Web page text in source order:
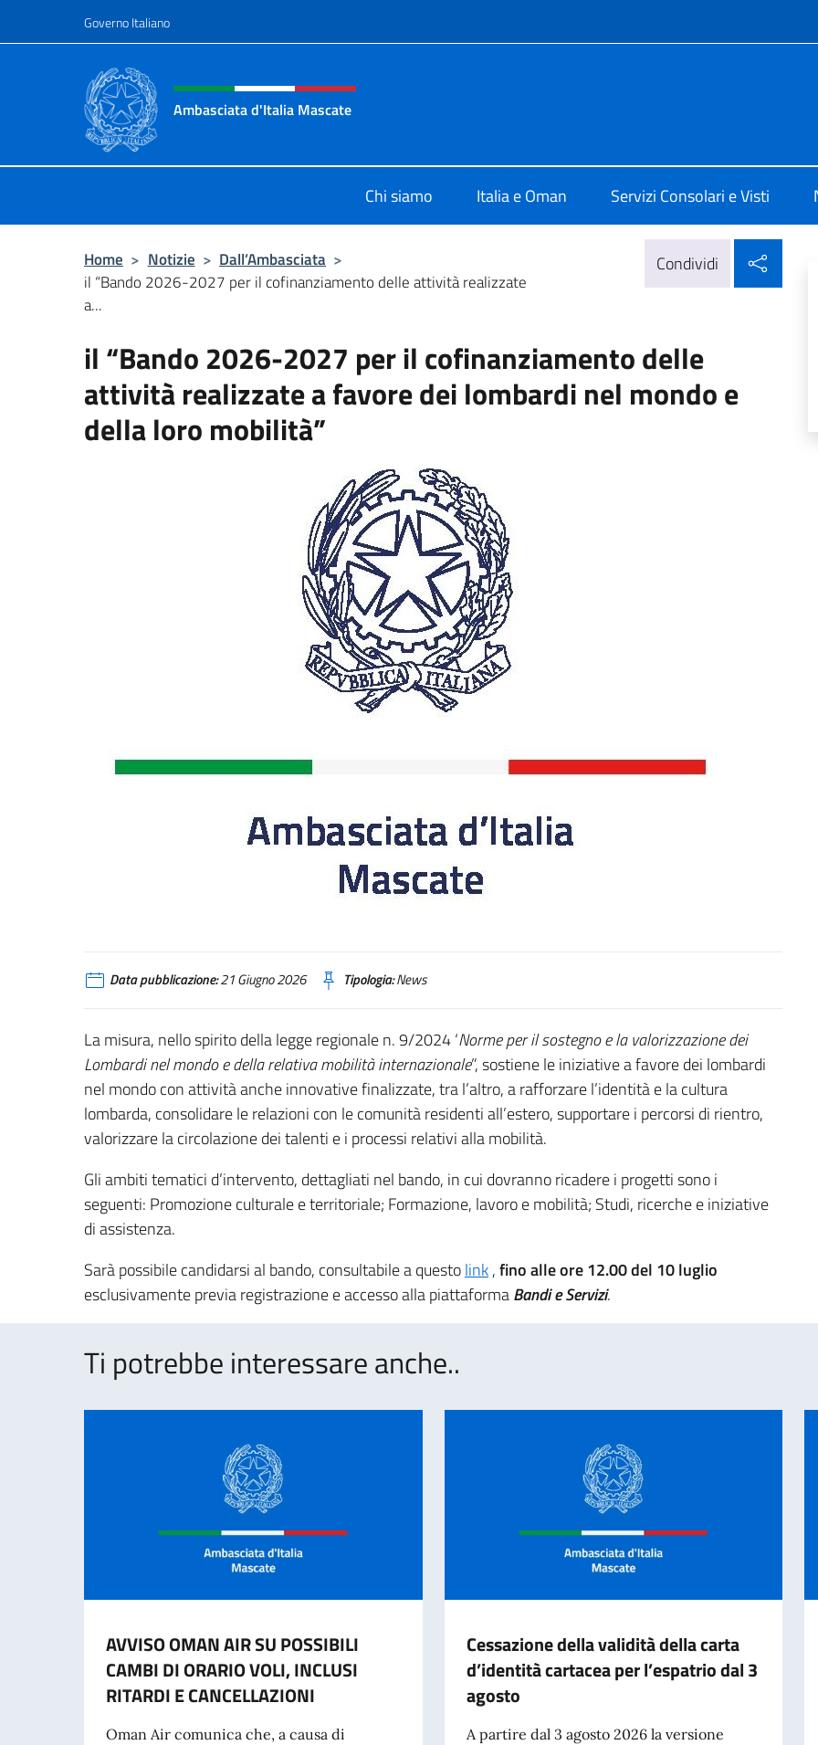
Governo Italiano
Intestazione sito, social e menù
Ambasciata d'Italia Mascate
Chi siamo Italia e Oman Servizi Consolari e Visti
Home > Notizie > Dall’Ambasciata >
il “Bando 2026-2027 per il cofinanziamento delle attività realizzate
a...
Condividi
il “Bando 2026-2027 per il cofinanziamento delle
attività realizzate a favore dei lombardi nel mondo e
della loro mobilità”
Data pubblicazione:21 Giugno 2026 Tipologia:News
La misura, nello spirito della legge regionale n. 9/2024 ‘Norme per il sostegno e la valorizzazione dei
Lombardi nel mondo e della relativa mobilità internazionale”, sostiene le iniziative a favore dei lombardi
nel mondo con attività anche innovative finalizzate, tra l’altro, a rafforzare l’identità e la cultura
lombarda, consolidare le relazioni con le comunità residenti all’estero, supportare i percorsi di rientro,
valorizzare la circolazione dei talenti e i processi relativi alla mobilità.
Gli ambiti tematici d’intervento, dettagliati nel bando, in cui dovranno ricadere i progetti sono i
seguenti: Promozione culturale e territoriale; Formazione, lavoro e mobilità; Studi, ricerche e iniziative
di assistenza.
Sarà possibile candidarsi al bando, consultabile a questolink,fino alle ore 12.00 del 10 luglio
esclusivamente previa registrazione e accesso alla piattaformaBandi e Servizi.
Ti potrebbe interessare anche..
AVVISO OMAN AIR SU POSSIBILI
CAMBI DI ORARIO VOLI, INCLUSI
RITARDI E CANCELLAZIONI
Oman Air comunica che, a causa di
Cessazione della validità della carta
d’identità cartacea per l’espatrio dal 3
agosto
A partire dal 3 agosto 2026 la versione